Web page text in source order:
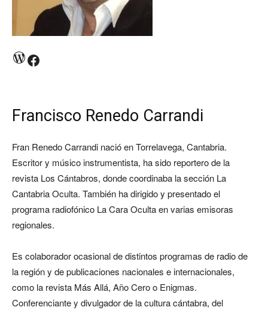
WordPress Facebook
Francisco Renedo Carrandi
Fran Renedo Carrandi nació en Torrelavega, Cantabria.
Escritor y músico instrumentista, ha sido reportero de la
revista Los Cántabros, donde coordinaba la sección La
Cantabria Oculta. También ha dirigido y presentado el
programa radiofónico La Cara Oculta en varias emisoras
regionales.
Es colaborador ocasional de distintos programas de radio de
la región y de publicaciones nacionales e internacionales,
como la revista Más Allá, Año Cero o Enigmas.
Conferenciante y divulgador de la cultura cántabra, del